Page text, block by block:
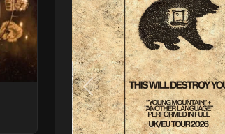
Poprzedni